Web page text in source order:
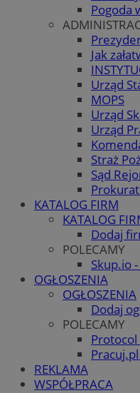
Pogoda
Jak
Urząd
MOPS
Urząd
Urząd
Straż
Sąd
KATALOG FIRM
KATALOG
Dodaj
POLECAMY
Skup.io
OGŁOSZENIA
OGŁOSZENIA
Dodaj
POLECAMY
Protocol
REKLAMA
WSPÓŁPRACA